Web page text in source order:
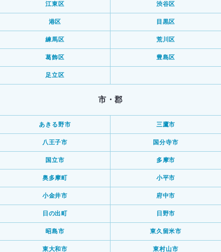
江東区 渋谷区
港区 目黒区
練馬区 荒川区
葛飾区 豊島区
足立区
市・郡
あきる野市 三鷹市
八王子市 国分寺市
国立市 多摩市
奥多摩町 小平市
小金井市 府中市
日の出町 日野市
昭島市 東久留米市
東大和市 東村山市